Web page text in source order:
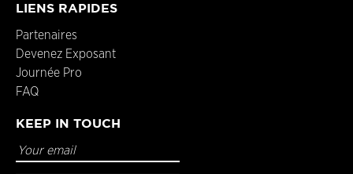
LIENS RAPIDES
Partenaires
Devenez Exposant
Journée Pro
FAQ
KEEP IN TOUCH